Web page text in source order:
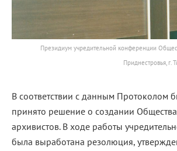
Президиум учредительной конференции
Приднестровья, г.
В соответствии с данным Протоколом
принято решение о создании
архивистов. В ходе работы
была выработана резолюция,